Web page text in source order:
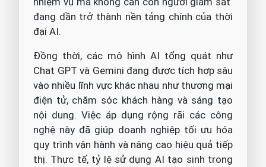
đang dần trở thành nền tảng chính của thời
đại AI.
Đồng thời, các mô hình AI tổng quát như
Chat GPT và Gemini đang được tích hợp sâu
vào nhiều lĩnh vực khác nhau như thương mại
điện tử, chăm sóc khách hàng và sáng tạo
nội dung. Việc áp dụng rộng rãi các công
nghệ này đã giúp doanh nghiệp tối ưu hóa
quy trình vận hành và nâng cao hiệu quả tiếp
thị. Thực tế, tỷ lệ sử dụng AI tạo sinh trong